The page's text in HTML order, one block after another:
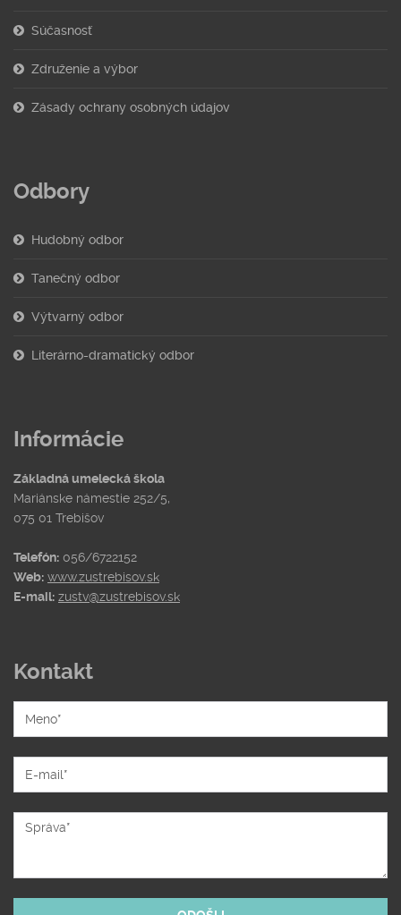
Súčasnosť
Združenie a výbor
Zásady ochrany osobných údajov
Odbory
Hudobný odbor
Tanečný odbor
Výtvarný odbor
Literárno-dramatický odbor
Informácie
Základná umelecká škola
Mariánske námestie 252/5,
075 01 Trebišov
Telefón: 056/6722152
Web: www.zustrebisov.sk
E-mail: zustv@zustrebisov.sk
Kontakt